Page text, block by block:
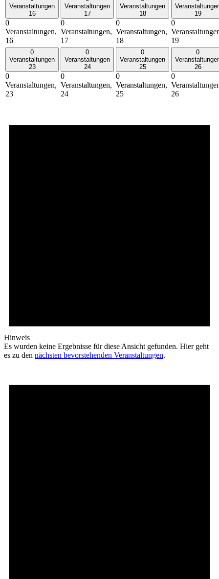
Veranstaltungen
16
0
Veranstaltungen,
16
Veranstaltungen
17
0
Veranstaltungen,
17
Veranstaltungen
18
0
Veranstaltungen,
18
19
0
19
0
Veranstaltungen
23
0
Veranstaltungen,
23
0
Veranstaltungen
24
0
Veranstaltungen,
24
0
Veranstaltungen
25
0
Veranstaltungen,
25
0
26
0
26
Hinweis
Es wurden keine Ergebnisse für diese Ansicht gefunden. Hier geht
es zu den nächsten bevorstehenden Veranstaltungen.